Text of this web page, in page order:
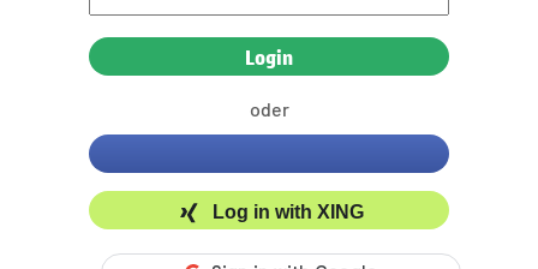
oder
Log in with XING